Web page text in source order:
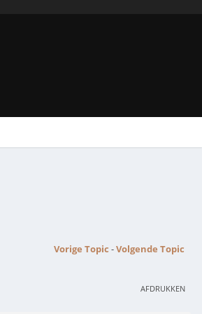
Vorige Topic -Volgende Topic
AFDRUKKEN